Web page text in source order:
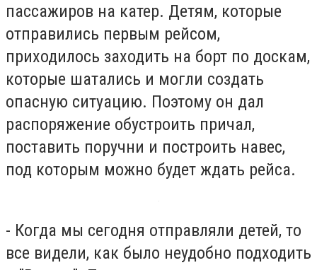
пассажиров на катер. Детям, которые
отправились первым рейсом,
приходилось заходить на борт по доскам,
которые шатались и могли создать
опасную ситуацию. Поэтому он дал
распоряжение обустроить причал,
поставить поручни и построить навес,
под которым можно будет ждать рейса.
- Когда мы сегодня отправляли детей, то
все видели, как было неудобно подходить